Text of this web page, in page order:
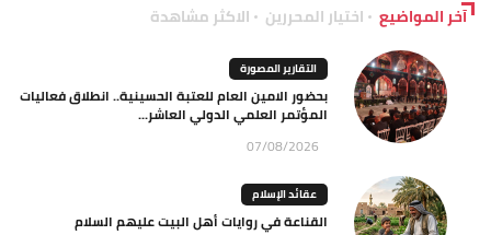
آخر المواضيع اختيار المحررين الاكثر مشاهدة
التقارير المصورة
بحضور الامين العام للعتبة الحسينية.. انطلاق فعاليات
المؤتمر العلمي الدولي العاشر...
07/08/2026
عقائد الإسلام
القناعة في روايات أهل البيت عليهم السلام